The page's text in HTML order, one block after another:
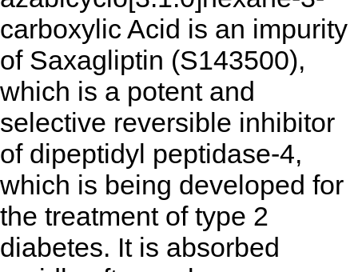
carboxylic Acid is an impurity
of Saxagliptin (S143500),
which is a potent and
selective reversible inhibitor
of dipeptidyl peptidase-4,
which is being developed for
the treatment of type 2
diabetes. It is absorbed